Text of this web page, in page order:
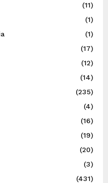
(11)
(1)
(1)
(17)
(12)
(14)
(235)
(4)
(16)
(19)
(20)
(3)
(431)